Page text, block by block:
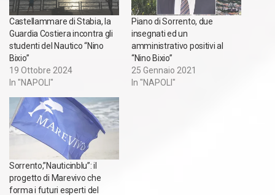
Castellammare di Stabia, la
Guardia Costiera incontra gli
studenti del Nautico “Nino
Bixio”
19 Ottobre 2024
In "NAPOLI"
Piano di Sorrento, due
insegnati ed un
amministrativo positivi al
“Nino Bixio”
25 Gennaio 2021
In "NAPOLI"
Sorrento,”Nauticinblu”: il
progetto di Marevivo che
forma i futuri esperti del